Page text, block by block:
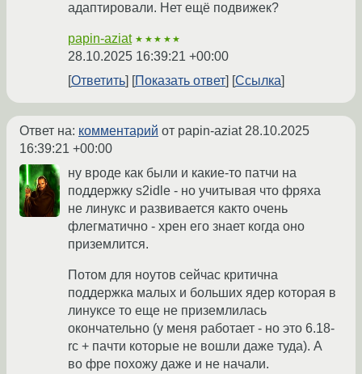
адаптировали. Нет ещё подвижек?
papin-aziat ★★★★★
28.10.2025 16:39:21 +00:00
Ответить
Показать ответ Ссылка
Ответ на: комментарий от papin-aziat 28.10.2025
16:39:21 +00:00
ну вроде как были и какие-то патчи на
поддержку s2idle - но учитывая что фряха
не линукс и развивается както очень
флегматично - хрен его знает когда оно
приземлится.
Потом для ноутов сейчас критична
поддержка малых и больших ядер которая в
линуксе то еще не приземлилась
окончательно (у меня работает - но это 6.18-
rc + пачти которые не вошли даже туда). А
во фре похожу даже и не начали.